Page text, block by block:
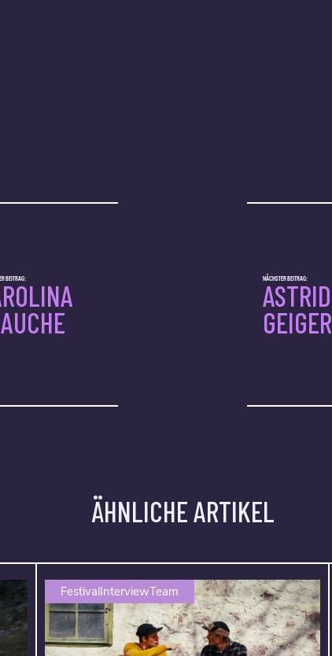
NÄCHSTER BEITRAG:
ASTRID
GEIGER
BEITRAG:
ÄHNLICHE ARTIKEL
FestivalInterviewTeam